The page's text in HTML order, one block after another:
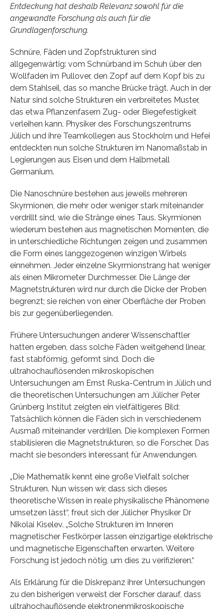
Entdeckung hat deshalb Relevanz sowohl für die
angewandte Forschung als auch für die
Grundlagenforschung.
Schnüre, Fäden und Zopfstrukturen sind
allgegenwärtig: vom Schnürband im Schuh über den
Wollfaden im Pullover, den Zopf auf dem Kopf bis zu
dem Stahlseil, das so manche Brücke trägt. Auch in der
Natur sind solche Strukturen ein verbreitetes Muster,
das etwa Pflanzenfasern Zug- oder Biegefestigkeit
verleihen kann. Physiker des Forschungszentrums
Jülich und ihre Teamkollegen aus Stockholm und Hefei
entdeckten nun solche Strukturen im Nanomaßstab in
Legierungen aus Eisen und dem Halbmetall
Germanium.
Die Nanoschnüre bestehen aus jeweils mehreren
Skyrmionen, die mehr oder weniger stark miteinander
verdrillt sind, wie die Stränge eines Taus. Skyrmionen
wiederum bestehen aus magnetischen Momenten, die
in unterschiedliche Richtungen zeigen und zusammen
die Form eines langgezogenen winzigen Wirbels
einnehmen. Jeder einzelne Skyrmionstrang hat weniger
als einen Mikrometer Durchmesser. Die Länge der
Magnetstrukturen wird nur durch die Dicke der Proben
begrenzt; sie reichen von einer Oberfläche der Proben
bis zur gegenüberliegenden.
Frühere Untersuchungen anderer Wissenschaftler
hatten ergeben, dass solche Fäden weitgehend linear,
fast stabförmig, geformt sind. Doch die
ultrahochauflösenden mikroskopischen
Untersuchungen am Ernst Ruska-Centrum in Jülich und
die theoretischen Untersuchungen am Jülicher Peter
Grünberg Institut zeigten ein vielfältigeres Bild:
Tatsächlich können die Fäden sich in verschiedenem
Ausmaß miteinander verdrillen. Die komplexen Formen
stabilisieren die Magnetstrukturen, so die Forscher. Das
macht sie besonders interessant für Anwendungen.
„Die Mathematik kennt eine große Vielfalt solcher
Strukturen. Nun wissen wir, dass sich dieses
theoretische Wissen in reale physikalische Phänomene
umsetzen lässt“, freut sich der Jülicher Physiker Dr
Nikolai Kiselev. „Solche Strukturen im Inneren
magnetischer Festkörper lassen einzigartige elektrische
und magnetische Eigenschaften erwarten. Weitere
Forschung ist jedoch nötig, um dies zu verifizieren.“
Als Erklärung für die Diskrepanz ihrer Untersuchungen
zu den bisherigen verweist der Forscher darauf, dass
ultrahochauflösende elektronenmikroskopische